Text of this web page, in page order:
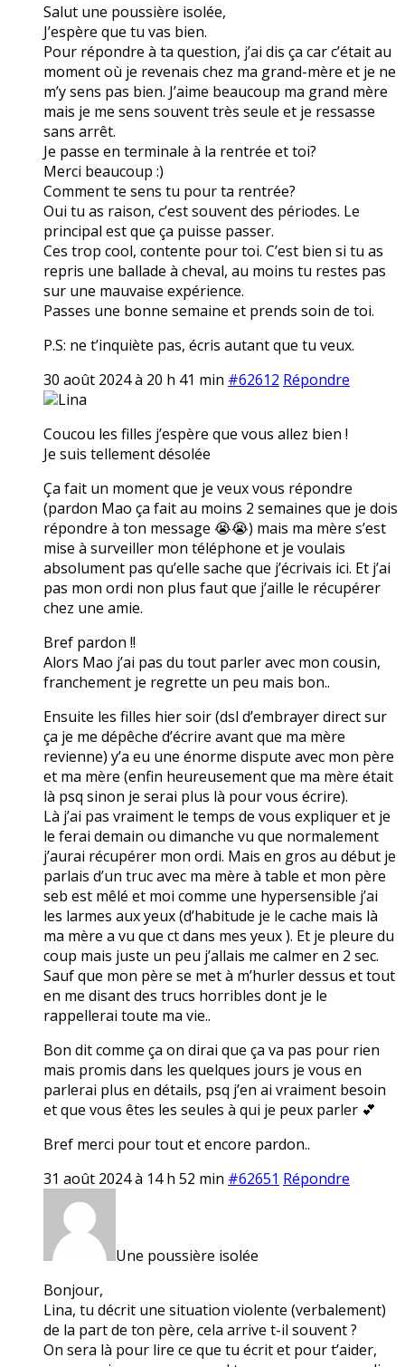
Salut une poussière isolée,
J’espère que tu vas bien.
Pour répondre à ta question, j’ai dis ça car c’était au
moment où je revenais chez ma grand-mère et je ne
m’y sens pas bien. J’aime beaucoup ma grand mère
mais je me sens souvent très seule et je ressasse
sans arrêt.
Je passe en terminale à la rentrée et toi?
Merci beaucoup :)
Comment te sens tu pour ta rentrée?
Oui tu as raison, c’est souvent des périodes. Le
principal est que ça puisse passer.
Ces trop cool, contente pour toi. C’est bien si tu as
repris une ballade à cheval, au moins tu restes pas
sur une mauvaise expérience.
Passes une bonne semaine et prends soin de toi.
P.S: ne t’inquiète pas, écris autant que tu veux.
30 août 2024 à 20 h 41 min #62612 Répondre
Lina
Coucou les filles j’espère que vous allez bien !
Je suis tellement désolée
Ça fait un moment que je veux vous répondre
(pardon Mao ça fait au moins 2 semaines que je dois
répondre à ton message 😭😭) mais ma mère s’est
mise à surveiller mon téléphone et je voulais
absolument pas qu’elle sache que j’écrivais ici. Et j’ai
pas mon ordi non plus faut que j’aille le récupérer
chez une amie.
Bref pardon !!
Alors Mao j’ai pas du tout parler avec mon cousin,
franchement je regrette un peu mais bon..
Ensuite les filles hier soir (dsl d’embrayer direct sur
ça je me dépêche d’écrire avant que ma mère
revienne) y’a eu une énorme dispute avec mon père
et ma mère (enfin heureusement que ma mère était
là psq sinon je serai plus là pour vous écrire).
Là j’ai pas vraiment le temps de vous expliquer et je
le ferai demain ou dimanche vu que normalement
j’aurai récupérer mon ordi. Mais en gros au début je
parlais d’un truc avec ma mère à table et mon père
seb est mêlé et moi comme une hypersensible j’ai
les larmes aux yeux (d’habitude je le cache mais là
ma mère a vu que ct dans mes yeux ). Et je pleure du
coup mais juste un peu j’allais me calmer en 2 sec.
Sauf que mon père se met à m’hurler dessus et tout
en me disant des trucs horribles dont je le
rappellerai toute ma vie..
Bon dit comme ça on dirai que ça va pas pour rien
mais promis dans les quelques jours je vous en
parlerai plus en détails, psq j’en ai vraiment besoin
et que vous êtes les seules à qui je peux parler 💕
Bref merci pour tout et encore pardon..
31 août 2024 à 14 h 52 min #62651 Répondre
Une poussière isolée
Bonjour,
Lina, tu décrit une situation violente (verbalement)
de la part de ton père, cela arrive t-il souvent ?
On sera là pour lire ce que tu écrit et pour t’aider,